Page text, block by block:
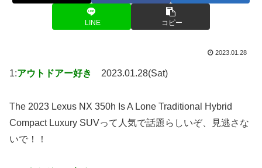
LINE コピー
2023.01.28
1:アウトドアー好き 2023.01.28(Sat)
The 2023 Lexus NX 350h Is A Lone Traditional Hybrid
Compact Luxury SUVって人気で話題らしいぞ、見逃さな
いで！！